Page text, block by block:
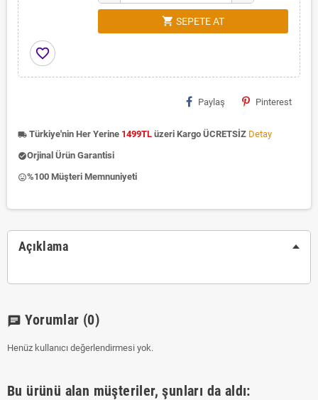
shopping_cart SEPETE AT
favorite_border
Paylaş Pinterest
local_shipping Türkiye'nin Her Yerine 1499TL üzeri Kargo ÜCRETSİZ Detay
check_circleOrjinal Ürün Garantisi
insert_emoticon%100 Müşteri Memnuniyeti
Açıklama
chat Yorumlar (0)
Henüz kullanıcı değerlendirmesi yok.
Bu ürünü alan müşteriler, şunları da aldı: